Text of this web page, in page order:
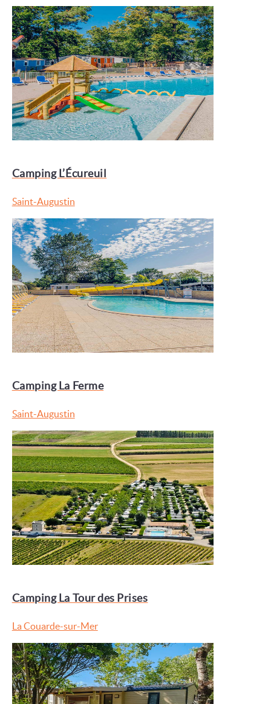
Camping L’Écureuil
Saint-Augustin
Camping La Ferme
Saint-Augustin
Camping La Tour des Prises
La Couarde-sur-Mer